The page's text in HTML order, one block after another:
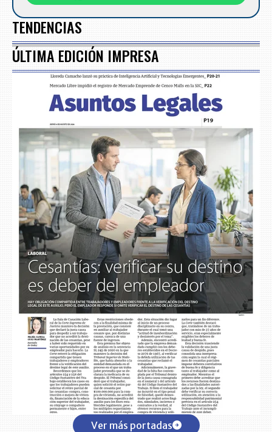
TENDENCIAS
ÚLTIMA EDICIÓN IMPRESA
Ver más portadas